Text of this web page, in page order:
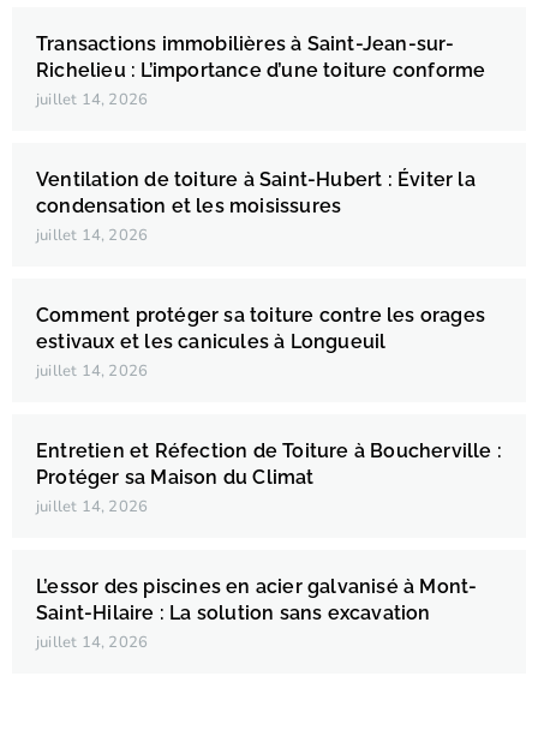
Transactions immobilières à Saint-Jean-sur-
Richelieu : L’importance d’une toiture conforme
juillet 14, 2026
Ventilation de toiture à Saint-Hubert : Éviter la
condensation et les moisissures
juillet 14, 2026
Comment protéger sa toiture contre les orages
estivaux et les canicules à Longueuil
juillet 14, 2026
Entretien et Réfection de Toiture à Boucherville :
Protéger sa Maison du Climat
juillet 14, 2026
L’essor des piscines en acier galvanisé à Mont-
Saint-Hilaire : La solution sans excavation
juillet 14, 2026